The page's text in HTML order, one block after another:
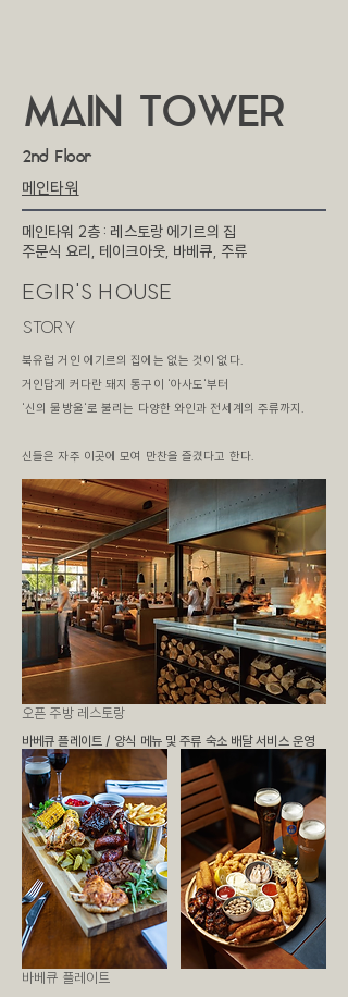
MAIN TOWER
2nd Floor
​메인타워
메인타워 2층 : 레스토랑 에기르의 집
주문식 요리, 테이크아웃, 바베큐, 주류
EGIR'S HOUSE
STORY
북유럽 거인 에기르의 집에는 없는 것이 없다.
거인답게 커다란 돼지 통구이 '아사도'부터
'신의 물방울'로 불리는 다양한 와인과 전세계의 주류까지.
​신들은 자주 이곳에 모여 만찬을 즐겼다고 한다.
오픈 주방 레스토랑
바베큐 플레이트 / 양식 메뉴 및 주류 ​숙소 배달 서비스 운영
바베큐 플레이트